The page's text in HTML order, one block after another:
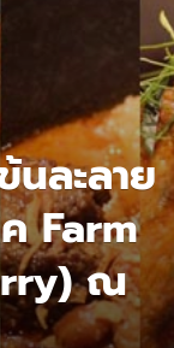
ละลาย
Farm
ณ